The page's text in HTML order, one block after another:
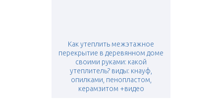
Как утеплить межэтажное
перекрытие в деревянном доме
своими руками: какой
утеплитель? виды: кнауф,
опилками, пенопластом,
керамзитом +видео